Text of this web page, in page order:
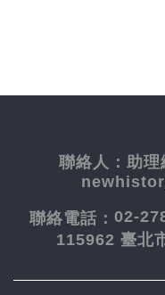
聯絡人： 助
聯絡電話： 02-
115962 臺北